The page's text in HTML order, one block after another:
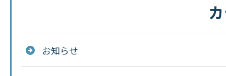
お知らせ